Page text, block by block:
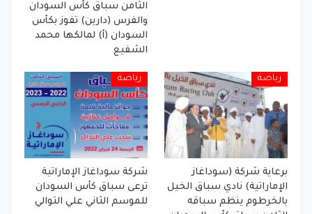
الثامن سباق كأس السودان
والفرس (دارين) تفوز بكأس
السودان (أ) لمالكها محمد
الشفيع
رياضة
برعاية شركة (سوداغاز
الإماراتية) نادي سباق الخيل
بالخرطوم ينظم سباقه
رياضة
شركة سوداغاز الإماراتية
ترعى سباق كأس السودان
للموسم الثاني علي التوالي